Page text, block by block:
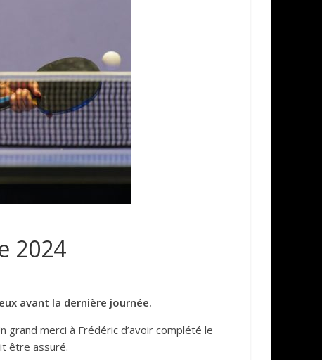
2024
avant la dernière journée.
grand merci à Frédéric d’avoir complété le
être assuré.